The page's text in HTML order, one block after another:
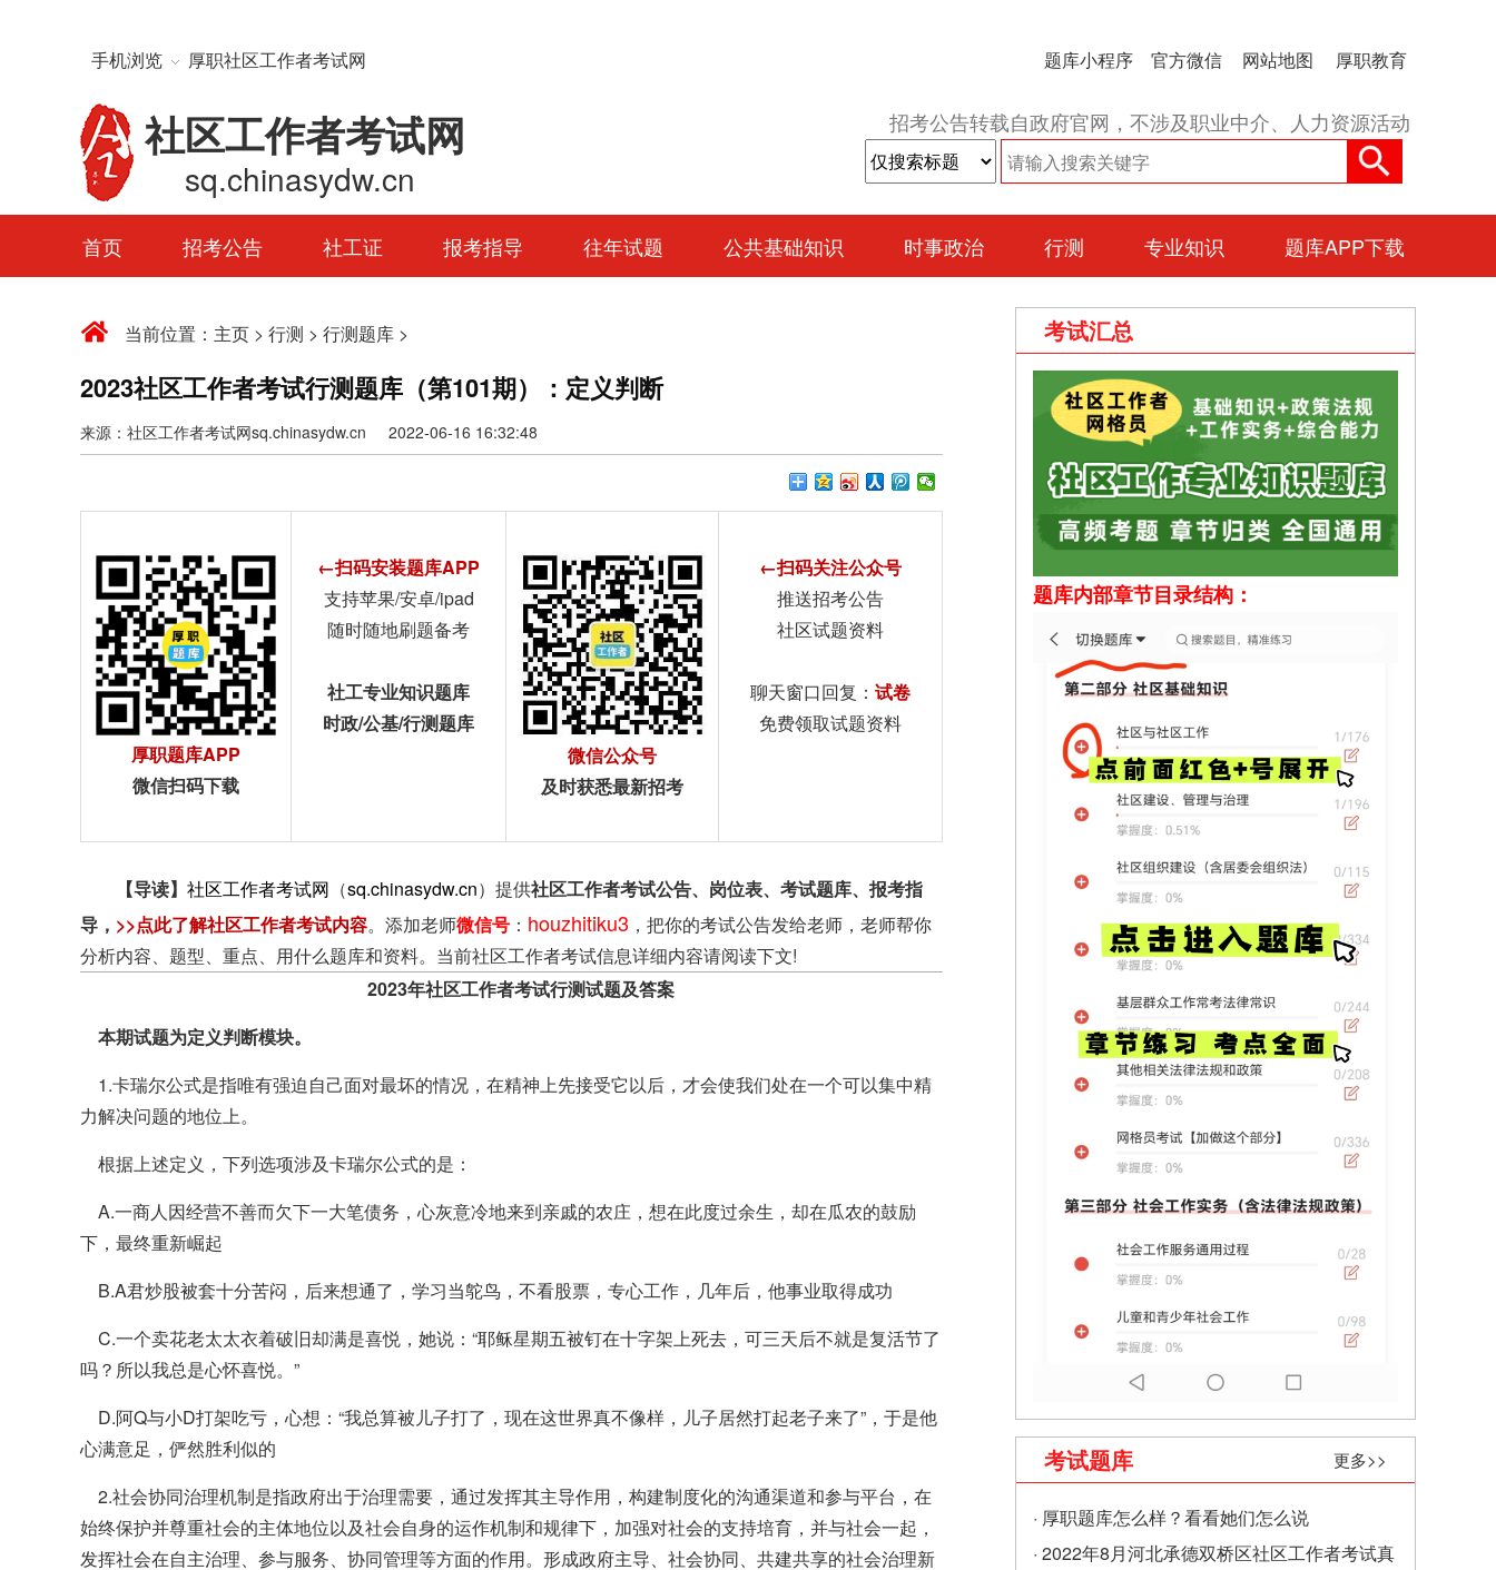
手机浏览 厚职社区工作者考试网 题库小程序 官方微信 网站地图 厚职教育
社区工作者考试网
sq.chinasydw.cn
招考公告转载自政府官网，不涉及职业中介、人力资源活动
首页 招考公告 社工证 报考指导 往年试题 公共基础知识 时事政治 行测 专业知识 题库APP下载
当前位置： 主页 > 行测 > 行测题库 >
2023社区工作者考试行测题库（第101期）：定义判断
来源：社区工作者考试网sq.chinasydw.cn 2022-06-16 16:32:48
厚职题库APP
微信扫码下载
←扫码安装题库APP
支持苹果/安卓/ipad
随时随地刷题备考
社工专业知识题库
时政/公基/行测题库
微信公众号
及时获悉最新招考
←扫码关注公众号
推送招考公告
社区试题资料
聊天窗口回复： 试卷
免费领取试题资料
【导读】 社区工作者考试网 （sq.chinasydw.cn）提供社区工作者考试公告、岗位表、考试题库、报考指
导 ， >>点此了解社区工作者考试内容。添加老师微信号 ： houzhitiku3 ，把你的考试公告发给老师，老师帮你
分析内容、题型、重点、用什么题库和资料。当前社区工作者考试信息详细内容请阅读下文!
2023年社区工作者考试行测试题及答案
本期试题为定义判断模块。
1.卡瑞尔公式是指唯有强迫自己面对最坏的情况，在精神上先接受它以后，才会使我们处在一个可以集中精
力解决问题的地位上。
根据上述定义，下列选项涉及卡瑞尔公式的是：
A.一商人因经营不善而欠下一大笔债务，心灰意冷地来到亲戚的农庄，想在此度过余生，却在瓜农的鼓励
下，最终重新崛起
B.A君炒股被套十分苦闷，后来想通了，学习当鸵鸟，不看股票，专心工作，几年后，他事业取得成功
C.一个卖花老太太衣着破旧却满是喜悦，她说：“耶稣星期五被钉在十字架上死去，可三天后不就是复活节了
吗？所以我总是心怀喜悦。”
D.阿Q与小D打架吃亏，心想：“我总算被儿子打了，现在这世界真不像样，儿子居然打起老子来了”，于是他
心满意足，俨然胜利似的
2.社会协同治理机制是指政府出于治理需要，通过发挥其主导作用，构建制度化的沟通渠道和参与平台，在
始终保护并尊重社会的主体地位以及社会自身的运作机制和规律下，加强对社会的支持培育，并与社会一起，
发挥社会在自主治理、参与服务、协同管理等方面的作用。形成政府主导、社会协同、共建共享的社会治理新
考试汇总
题库内部章节目录结构：
考试题库 更多>>
· 厚职题库怎么样？看看她们怎么说
· 2022年8月河北承德双桥区社区工作者考试真